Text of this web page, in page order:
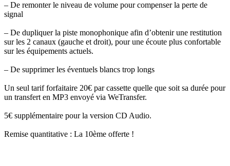
– De remonter le niveau de volume pour compenser la perte de
signal
– De dupliquer la piste monophonique afin d’obtenir une restitution
sur les 2 canaux (gauche et droit), pour une écoute plus confortable
sur les équipements actuels.
– De supprimer les éventuels blancs trop longs
Un seul tarif forfaitaire 20€ par cassette quelle que soit sa durée pour
un transfert en MP3 envoyé via WeTransfer.
5€ supplémentaire pour la version CD Audio.
Remise quantitative : La 10ème offerte !